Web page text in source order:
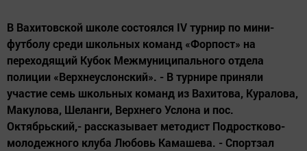
В Вахитовской школе состоялся IV турнир по мини-
футболу среди школьных команд «Форпост» на
переходящий Кубок Межмуниципального отдела
полиции «Верхнеуслонский». - В турнире приняли
участие семь школьных команд из Вахитова, Куралова,
Макулова, Шеланги, Верхнего Услона и пос.
Октябрьский,- рассказывает методист Подростково-
молодежного клуба Любовь Камашева. - Спортзал